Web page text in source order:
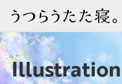
Illustration